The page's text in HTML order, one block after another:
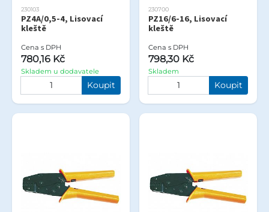
230103
PZ4A/0,5-4, Lisovací
kleště
Cena s DPH
780,16 Kč
Skladem u dodavatele
Koupit
230700
PZ16/6-16, Lisovací
kleště
Cena s DPH
798,30 Kč
Skladem
Koupit